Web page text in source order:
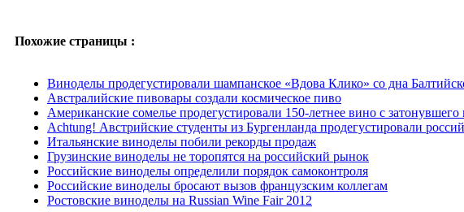
Похожие страницы :
Виноделы продегустировали шампанское «Вдова Клико» со дна
Австралийские пивовары создали космическое пиво
Американские сомелье продегустировали 150-летнее вино с затонувшего
Achtung! Австрийские студенты из Бургенланда продегустировали
Итальянские виноделы побили рекорды продаж
Грузинские виноделы не торопятся на российский рынок
Российские виноделы определили порядок самоконтроля
Российские виноделы бросают вызов французским коллегам
Ростовские виноделы на Russian Wine Fair 2012